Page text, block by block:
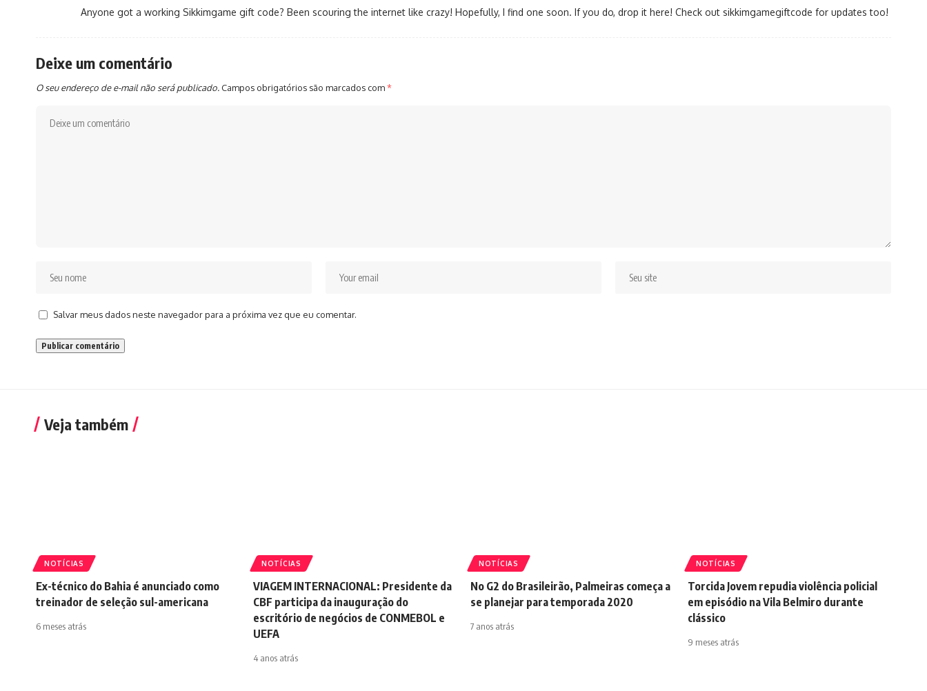
Anyone got a working Sikkimgame gift code? Been scouring the internet like crazy! Hopefully, I find one soon. If you do, drop it here! Check out sikkimgamegiftcode for updates too!
Deixe um comentário
O seu endereço de e-mail não será publicado. Campos obrigatórios são marcados com*
Salvar meus dados neste navegador para a próxima vez que eu comentar.
Veja também
NOTÍCIAS
Ex-técnico do Bahia é anunciado como
treinador de seleção sul-americana
6 meses atrás
NOTÍCIAS
VIAGEM INTERNACIONAL: Presidente da
CBF participa da inauguração do
escritório de negócios de CONMEBOL e
UEFA
4 anos atrás
NOTÍCIAS
No G2 do Brasileirão, Palmeiras começa a
se planejar para temporada 2020
7 anos atrás
NOTÍCIAS
Torcida Jovem repudia violência policial
em episódio na Vila Belmiro durante
clássico
9 meses atrás